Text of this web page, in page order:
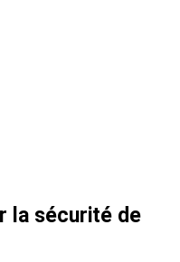
la sécurité de